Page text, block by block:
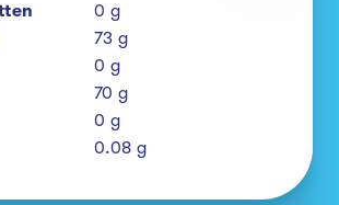
0 g
73 g
0 g
70 g
0 g
0.08 g